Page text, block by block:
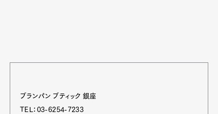
ブランパン ブティック 銀座
TEL：03-6254-7233